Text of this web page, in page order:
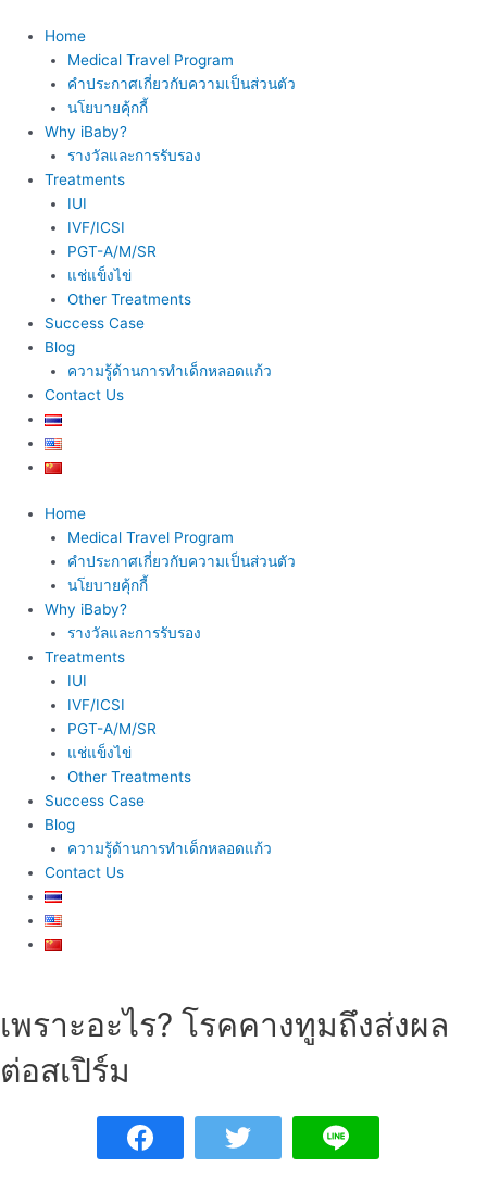
content
Home
Medical Travel Program
คำประกาศเกี่ยวกับความเป็นส่วนตัว
นโยบายคุ้กกี้
Why iBaby?
รางวัลและการรับรอง
Treatments
IUI
IVF/ICSI
PGT-A/M/SR
แช่แข็งไข่
Other Treatments
Success Case
Blog
ความรู้ด้านการทำเด็กหลอดแก้ว
Contact Us
Home
Medical Travel Program
คำประกาศเกี่ยวกับความเป็นส่วนตัว
นโยบายคุ้กกี้
Why iBaby?
รางวัลและการรับรอง
Treatments
IUI
IVF/ICSI
PGT-A/M/SR
แช่แข็งไข่
Other Treatments
Success Case
Blog
ความรู้ด้านการทำเด็กหลอดแก้ว
Contact Us
เพราะอะไร? โรคคางทูมถึงส่งผล
ต่อสเปิร์ม